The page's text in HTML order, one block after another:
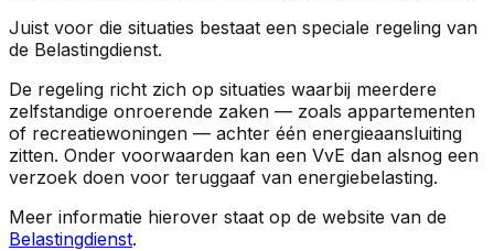
Juist voor die situaties bestaat een speciale regeling van
de Belastingdienst.
De regeling richt zich op situaties waarbij meerdere
zelfstandige onroerende zaken — zoals appartementen
of recreatiewoningen — achter één energieaansluiting
zitten. Onder voorwaarden kan een VvE dan alsnog een
verzoek doen voor teruggaaf van energiebelasting.
Meer informatie hierover staat op de website van de
Belastingdienst.